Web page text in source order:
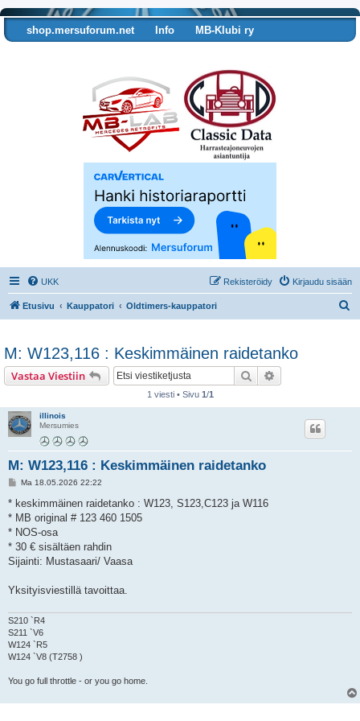
shop.mersuforum.net Info
MB-Klubi ry
UKK Kirjaudu sisään
Rekisteröidy
Etusivu Kauppatori Oldtimers-kauppatori
M: W123,116 : Keskimmäinen raidetanko
Vastaa Viestiin Etsi
1 viesti • Sivu 1/1
illinois
Mersumies
M: W123,116 : Keskimmäinen raidetanko
V
e
t
i
Ma 18.05.2026 22:22
* keskimmäinen raidetanko : W123, S123,C123 ja W116
* MB original # 123 460 1505
* NOS-osa
* 30 € sisältäen rahdin
Sijainti: Mustasaari/ Vaasa
Yksityisviestillä tavoittaa.
S210 `R4
S211 `V6
W124 `R5
W124 `V8 (T2758 )
You go full throttle - or you go home.